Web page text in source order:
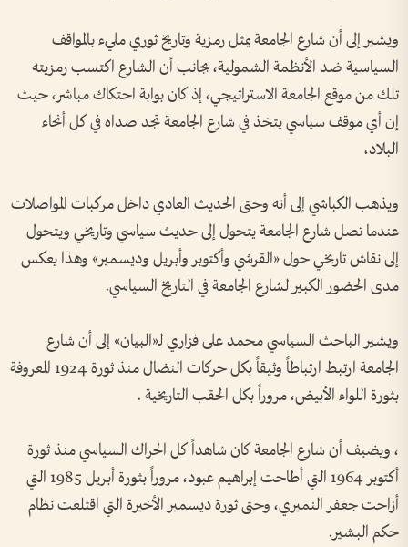
ويشير إلى أن شارع الجامعة يمثل رمزية وتاريخ ثوري مليء بالمواقف
السياسية ضد الأنظمة الشمولية، بجانب أن الشارع اكتسب رمزيته
تلك من موقع الجامعة الاستراتيجي، إذ كان بوابة احتكاك مباشر، حيث
إن أي موقف سياسي يتخذ في شارع الجامعة تجد صداه في كل أنحاء
البلاد،
ويذهب الكباشي إلى أنه وحتى الحديث العادي داخل مركبات المواصلات
عندما تصل شارع الجامعة يتحول إلى حديث سياسي وتاريخي ويتحول
إلى نقاش تاريخي حول «القرشي وأكتوبر وأبريل وديسمبر» وهذا يعكس
مدى الحضور الكبير لشارع الجامعة في التاريخ السياسي.
ويشير الباحث السياسي محمد على فزاري لـ«البيان» إلى أن شارع
الجامعة ارتبط ارتباطاً وثيقاً بكل حركات النضال منذ ثورة 1924 المعروفة
بثورة اللواء الأبيض، مروراً بكل الحقب التاريخية .
، ويضيف أن شارع الجامعة كان شاهداً كل الحراك السياسي منذ ثورة
أكتوبر 1964 التي أطاحت إبراهيم عبود، مروراً بثورة أبريل 1985 التي
أزاحت جعفر النميري، وحتى ثورة ديسمبر الأخيرة التي اقتلعت نظام
حكم البشير.